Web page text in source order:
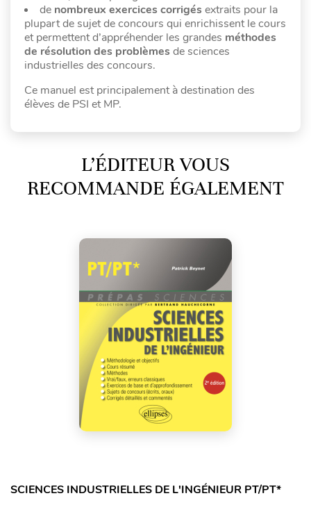
de nombreux exercices corrigés extraits pour la
plupart de sujet de concours qui enrichissent le cours
et permettent d’appréhender les grandes méthodes
de résolution des problèmes de sciences
industrielles des concours.
Ce manuel est principalement à destination des
élèves de PSI et MP.
L’ÉDITEUR VOUS
RECOMMANDE ÉGALEMENT
SCIENCES INDUSTRIELLES DE L'INGÉNIEUR PT/PT*